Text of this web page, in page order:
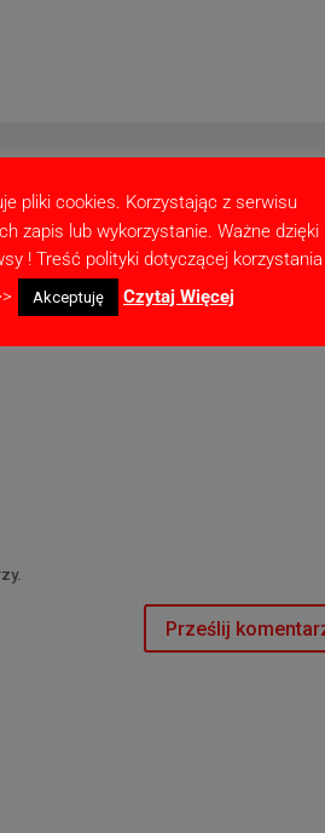
pliki cookies. Korzystając z serwisu
zapis lub wykorzystanie. Ważne dzięki
! Treść polityki dotyczącej
Akceptuję Czytaj Więcej